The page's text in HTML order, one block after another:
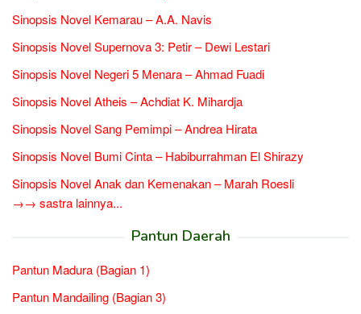
Sinopsis Novel Kemarau – A.A. Navis
Sinopsis Novel Supernova 3: Petir – Dewi Lestari
Sinopsis Novel Negeri 5 Menara – Ahmad Fuadi
Sinopsis Novel Atheis – Achdiat K. Mihardja
Sinopsis Novel Sang Pemimpi – Andrea Hirata
Sinopsis Novel Bumi Cinta – Habiburrahman El Shirazy
Sinopsis Novel Anak dan Kemenakan – Marah Roesli
→→ sastra lainnya...
Pantun Daerah
Pantun Madura (Bagian 1)
Pantun Mandailing (Bagian 3)